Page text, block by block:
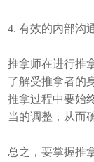
4. 有效的内部沟
推拿师在进行推
了解受推拿者的
推拿过程中要始
当的调整，从而
总之，要掌握推